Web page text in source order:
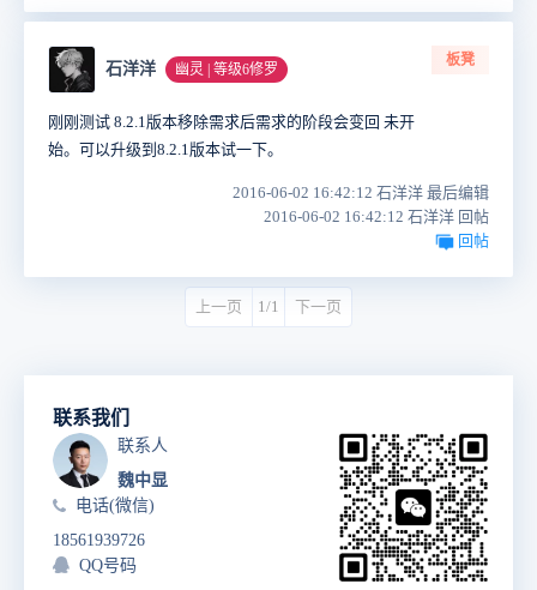
石洋洋 幽灵 | 等级6修罗
板凳
刚刚测试 8.2.1版本移除需求后需求的阶段会变回 未开
始。可以升级到8.2.1版本试一下。
2016-06-02 16:42:12 石洋洋 最后编辑
2016-06-02 16:42:12 石洋洋 回帖
回帖
上一页 1/1 下一页
联系我们
联系人
魏中显
电话(微信)
18561939726
QQ号码